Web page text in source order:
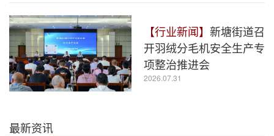
【行业新闻】 新塘街道召
开羽绒分毛机安全生产专
项整治推进会
2026.07.31
最新资讯